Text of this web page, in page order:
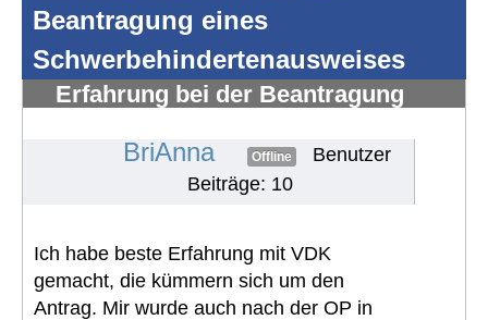
Beantragung eines
Schwerbehindertenausweises
Erfahrung bei der Beantragung
BriAnna Offline
Benutzer
Beiträge: 10
Ich habe beste Erfahrung mit VDK
gemacht, die kümmern sich um den
Antrag. Mir wurde auch nach der OP in